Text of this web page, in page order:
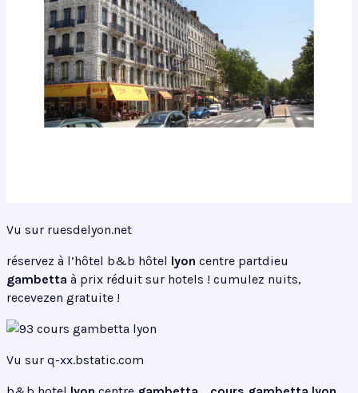
Vu sur ruesdelyon.net
réservez à l’hôtel b&b hôtel lyon centre partdieu
gambetta à prix réduit sur hotels ! cumulez nuits,
recevezen gratuite !
Vu sur q-xx.bstatic.com